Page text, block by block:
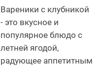
Вареники с клубникой
- это вкусное и
популярное блюдо с
летней ягодой,
радующее аппетитным